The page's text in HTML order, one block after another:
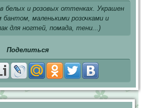
белых и розовых оттенках. Украшен
маленькими розочками и
для ногтей, помада, тени...)
Поделиться